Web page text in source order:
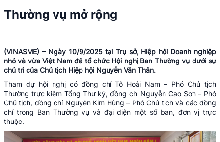
Thường vụ mở rộng
(VINASME) – Ngày 10/9/2025 tại Trụ sở, Hiệp hội Doanh nghiệp
nhỏ và vừa Việt Nam đã tổ chức Hội nghị Ban Thường vụ dưới sự
chủ trì của Chủ tịch Hiệp hội Nguyễn Văn Thân.
Tham dự hội nghị có đồng chí Tô Hoài Nam – Phó Chủ tịch
Thường trực kiêm Tổng Thư ký, đồng chí Nguyễn Cao Sơn – Phó
Chủ tịch, đồng chí Nguyễn Kim Hùng – Phó Chủ tịch và các đồng
chí trong Ban Thường vụ và đại diện một số ban, đơn vị trực
thuộc.